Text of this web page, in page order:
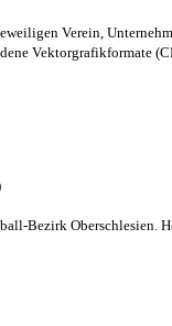
Verein,
Vektorgrafikformate
Bezirk Oberschlesien.